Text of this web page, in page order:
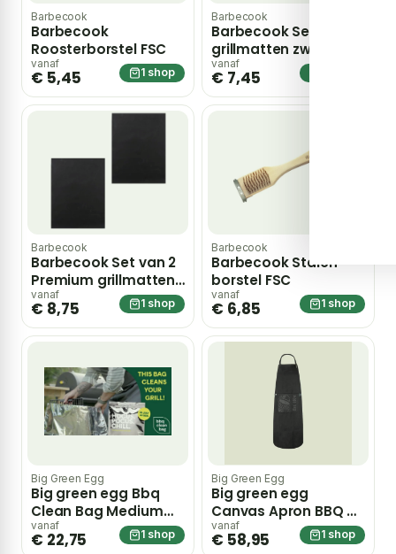
Barbecook
Barbecook
Roosterborstel FSC
vanaf
€ 5,45 1 shop
Barbecook
Barbecook Set van 2
grillmatten zwart
diameter 40 cm BBQ
vanaf
€ 7,45
Barbecook
Barbecook Set van 2
Premium grillmatten
zwart 40×33 cm
vanaf
€ 8,75 1 shop
Barbecook
Barbecook Stalen
borstel FSC
vanaf
€ 6,85 1 shop
Big Green Egg
Big green egg Bbq
Clean Bag Medium
45×55 cm
vanaf
€ 22,75 1 shop
Big Green Egg
Big green egg
Canvas Apron BBQ –
groen
vanaf
€ 58,95 1 shop